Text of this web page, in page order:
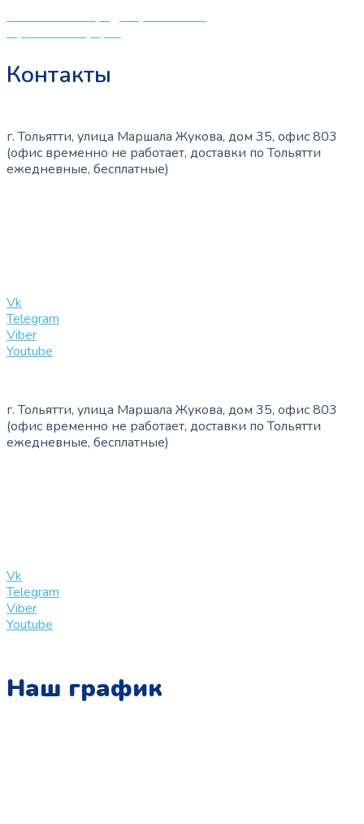
Контакты
г. Тольятти, улица Маршала Жукова, дом 35, офис 803
(офис временно не работает, доставки по Тольятти
ежедневные, бесплатные)
Vk
Telegram
Viber
Youtube
г. Тольятти, улица Маршала Жукова, дом 35, офис 803
(офис временно не работает, доставки по Тольятти
ежедневные, бесплатные)
Vk
Telegram
Viber
Youtube
Наш график